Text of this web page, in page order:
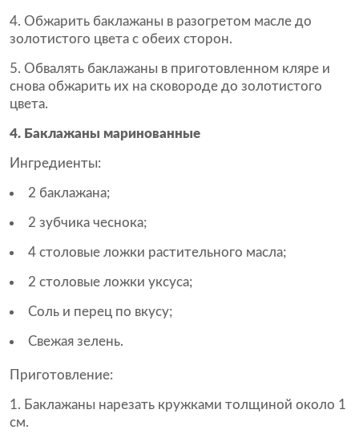
Обжарить баклажаны в разогретом масле до
золотистого цвета с обеих сторон.
Обвалять баклажаны в приготовленном кляре и
снова обжарить их на сковороде до золотистого
цвета.
4. Баклажаны маринованные
Ингредиенты:
2 баклажана;
2 зубчика чеснока;
4 столовые ложки растительного масла;
2 столовые ложки уксуса;
Соль и перец по вкусу;
Свежая зелень.
Приготовление:
Баклажаны нарезать кружками толщиной около 1
см.